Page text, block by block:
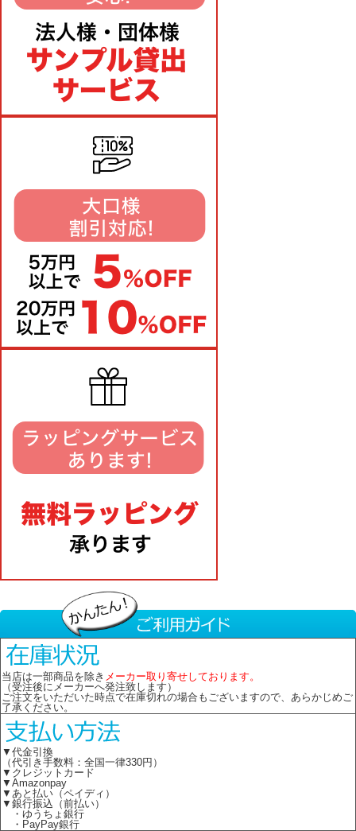
当店は一部商品を除き メーカー取り寄せしております。
（受注後にメーカーへ発注致します）
ご注文をいただいた時点で在庫切れの場合もございますので、あらかじめご
了承ください。
▼代金引換
（代引き手数料：全国一律330円）
▼クレジットカード
▼Amazonpay
▼あと払い（ペイディ）
▼銀行振込（前払い）
・ゆうちょ銀行
・PayPay銀行